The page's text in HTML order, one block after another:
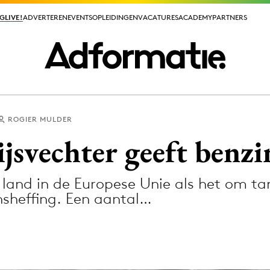
ADVERTERENEVENTSOPLEIDINGENVACATURESACADEMYPARTNERS
ADVERTERENEVENTSOPLEIDINGENVACATURESACADEMYPARTNERS
ROGIER MULDER
geeft
in de Europese Unie als het om
Een aantal…